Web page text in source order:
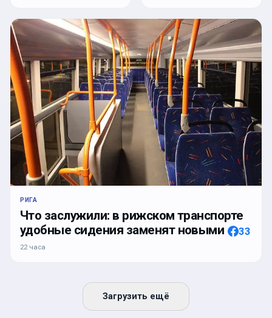
РИГА
Что заслужили: в рижском транспорте
удобные сидения заменят новыми
33
22 часа
Загрузить ещё